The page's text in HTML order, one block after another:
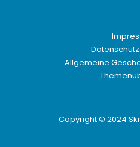
Allgemeine
Copyright © 2024